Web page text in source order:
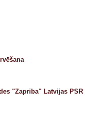
"Zapriba" Latvijas